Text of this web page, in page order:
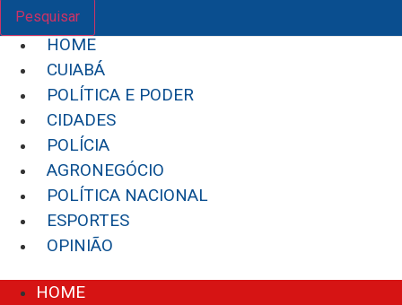
Pesquisar
HOME
CUIABÁ
POLÍTICA E PODER
CIDADES
POLÍCIA
AGRONEGÓCIO
POLÍTICA NACIONAL
ESPORTES
OPINIÃO
HOME